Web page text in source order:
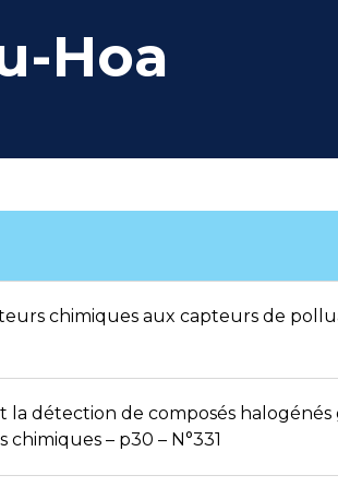
Hoa
chimiques aux capteurs de
la détection de composés
– p30 – N°331